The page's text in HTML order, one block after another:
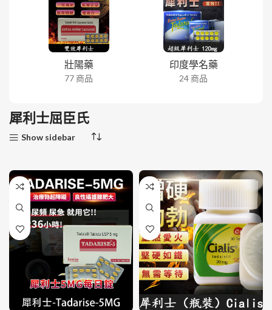
壯陽藥
77 商品
印度學名藥
24 商品
犀利士屈臣氏
Show sidebar